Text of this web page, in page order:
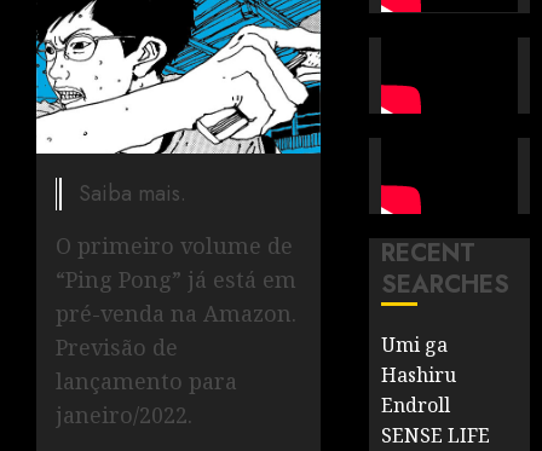
Saiba mais.
O primeiro volume de
“Ping Pong” já está em
pré-venda na Amazon.
Previsão de
lançamento para
janeiro/2022.
RECENT
SEARCHES
Umi ga
Hashiru
Endroll
SENSE LIFE